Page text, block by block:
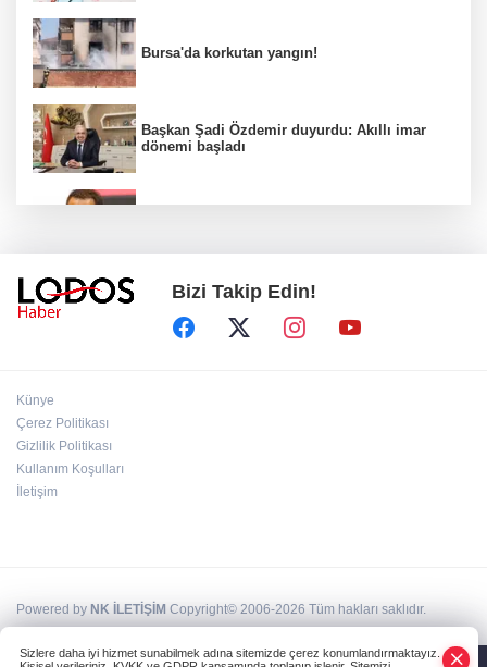
Bursa'da korkutan yangın!
Başkan Şadi Özdemir duyurdu: Akıllı imar
dönemi başladı
Bakan Gürlek duyurdu: İki çocuk cinayeti
aydınlatıldı!
Bizi Takip Edin!
Künye
Çerez Politikası
Gizlilik Politikası
Kullanım Koşulları
İletişim
Powered by NK İLETİŞİM Copyright© 2006-2026 Tüm hakları saklıdır.
Sizlere daha iyi hizmet sunabilmek adına sitemizde çerez konumlandırmaktayız.